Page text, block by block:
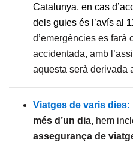
Catalunya, en cas
dels guies és l’avís al
d’emergències es farà
accidentada, amb
aquesta serà derivada
Viatges de varis dies:
més d’un dia, hem
assegurança de